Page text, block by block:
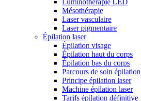
Luminothérapie LED
Mésothérapie
Laser vasculaire
Laser pigmentaire
Épilation laser
Épilation visage
Épilation haut du corps
Épilation bas du corps
Parcours de soin
Principe épilation laser
Machine épilation laser
Tarifs épilation définitive